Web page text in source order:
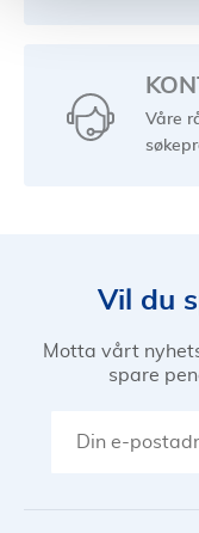
Våre
Vil du
Motta vårt
spare